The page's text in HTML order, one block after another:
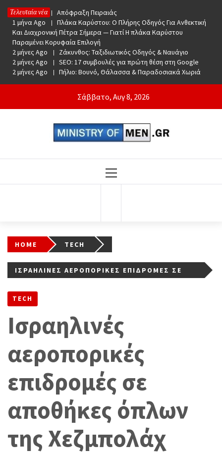
Skip
content
Τελευταία νέα
1 μήνα Ago
Απόφραξη Πειραιάς
1 μήνα Ago
Πλάκα Καρύστου: Ο Πλήρης Οδηγός Για Ανθεκτική
Και Διαχρονική Πέτρα Σήμερα — Γιατί Η πλάκα Καρύστου
Παραμένει Κορυφαία Επιλογή
2 μήνες Ago
Ζάκυνθος: Ταξιδιωτικός Οδηγός & Ναυάγιο
2 μήνες Ago
SEO: 17 συμβουλές για πρώτη θέση στη Google
2 μήνες Ago
Πήλιο: Βουνό, Θάλασσα & Παραδοσιακά Χωριά
Σάββατο, Αυγ 8, 2026
Ministry Of Men
HOME TECH
ΙΣΡΑΗΛΙΝΈΣ ΑΕΡΟΠΟΡΙΚΈΣ ΕΠΙΔΡΟΜΈΣ ΣΕ
TECH
Ισραηλινές
αεροπορικές
επιδρομές σε
αποθήκες όπλων
της Χεζμπολάχ